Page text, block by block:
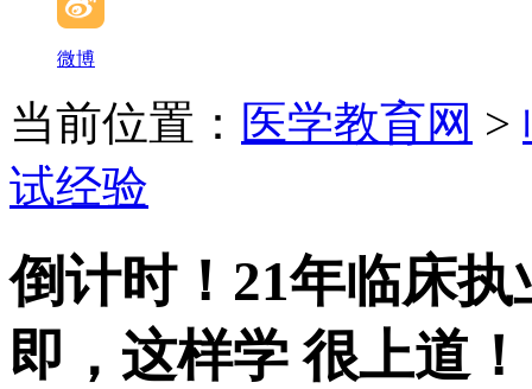
微博
当前位置： 医学教育网 >
试经验
倒计时！21年临床
即，这样学 很上道！